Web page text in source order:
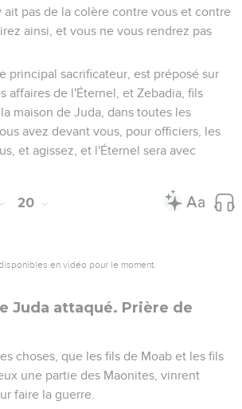
ait pas de la colère contre vous et contre
ainsi, et vous ne vous rendrez pas
principal sacrificateur, est préposé sur
affaires de l'Éternel, et Zebadia, fils
maison de Juda, dans toutes les
avez devant vous, pour officiers, les
et agissez, et l'Éternel sera avec
20
en vidéo pour le moment.
Juda attaqué. Prière de
choses, que les fils de Moab et les fils
une partie des Maonites, vinrent
faire la guerre.